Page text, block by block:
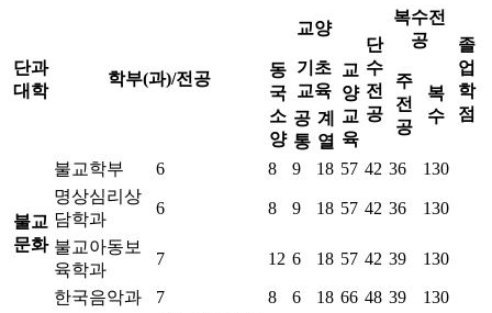
단과
대학
학부(과)/전공
교양
단
수
전
공
복수전
공
졸
업
학
점
동
국
소
양
기초
교육
교
양
교
육
주
전
공
복
수
공
통
계
열
불교
문화
불교학부 6 8 9 18 57 42 36
130
명상심리상
담학과
6 8 9 18 57 42 36 130
불교아동보
육학과
7 12 6 18 57 42 39 130
한국음악과 7 8 6 18 66 48 39 130